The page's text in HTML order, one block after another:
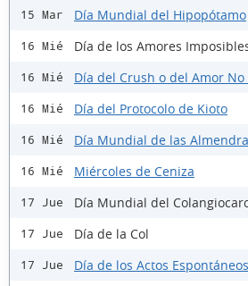
15 Mar Día Mundial del Hipopótamo
16 Mié Día de los Amores
16 Mié Día del Crush o del Amor
16 Mié Día del Protocolo de Kioto
16 Mié Día Mundial de las
16 Mié Miércoles de Ceniza
17 Jue Día Mundial del
17 Jue Día de la Col
17 Jue Día de los Actos